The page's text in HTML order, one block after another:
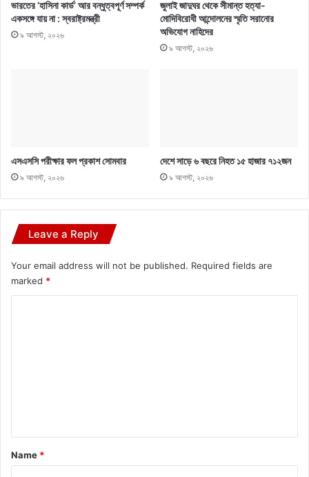
ভারতের ‘হাসিনা কার্ড’ আর বন্ধুত্বপূর্ণ সম্পর্ক
একসঙ্গে যায় না : স্বরাষ্ট্রমন্ত্রী
৯ আগস্ট, ২০২৬
জুলাই জাদুঘর থেকে সীমান্ত হত্যা-
মোদিবিরোধী আন্দোলনের স্মৃতি সরানোর
অভিযোগ নাহিদের
৯ আগস্ট, ২০২৬
এসএসসি পরীক্ষার ফল প্রকাশ সোমবার
৯ আগস্ট, ২০২৬
দেশে সাড়ে ৬ বছরে নিহত ১৫ হাজার ৭১২জন
৯ আগস্ট, ২০২৬
Leave a Reply
Your email address will not be published. Required fields are
marked *
*
Name *